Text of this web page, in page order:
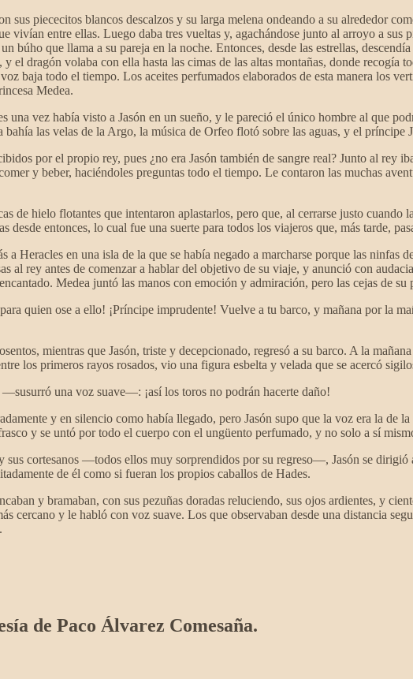
sus piececitos blancos descalzos y su larga melena ondeando a su alrededor
vivían entre ellas. Luego daba tres vueltas y, agachándose junto al arroyo a sus
búho que llama a su pareja en la noche. Entonces, desde las estrellas,
el dragón volaba con ella hasta las cimas de las altas montañas, donde
baja todo el tiempo. Los aceites perfumados elaborados de esta manera los
Medea.
una vez había visto a Jasón en un sueño, y le pareció el único hombre al que
las velas de la Argo, la música de Orfeo flotó sobre las aguas, y el príncipe
por el propio rey, pues ¿no era Jasón también de sangre real? Junto al rey
y beber, haciéndoles preguntas todo el tiempo. Le contaron las muchas
de hielo flotantes que intentaron aplastarlos, pero que, al cerrarse justo cuando
desde entonces, lo cual fue una suerte para todos los viajeros que, más tarde,
a Heracles en una isla de la que se había negado a marcharse porque las ninfas
al rey antes de comenzar a hablar del objetivo de su viaje, y anunció con
Medea juntó las manos con emoción y admiración, pero las cejas de su
quien ose a ello! ¡Príncipe imprudente! Vuelve a tu barco, y mañana por la
mientras que Jasón, triste y decepcionado, regresó a su barco. A la
los primeros rayos rosados, vio una figura esbelta y velada que se acercó
una voz suave—: ¡así los toros no podrán hacerte daño!
y en silencio como había llegado, pero Jasón supo que la voz era la de
y se untó por todo el cuerpo con el ungüento perfumado, y no solo a sí
cortesanos —todos ellos muy sorprendidos por su regreso—, Jasón se dirigió
de él como si fueran los propios caballos de Hades.
y bramaban, con sus pezuñas doradas reluciendo, sus ojos ardientes, y
cercano y le habló con voz suave. Los que observaban desde una distancia
de Paco Álvarez Comesaña.